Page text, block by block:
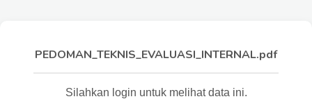
PEDOMAN_TEKNIS_EVALUASI_INTERNAL.pdf
Silahkan login untuk melihat data ini.